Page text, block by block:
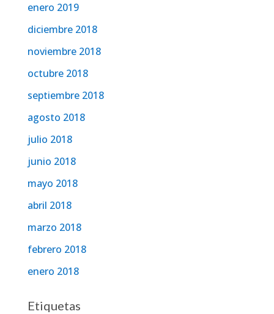
enero 2019
diciembre 2018
noviembre 2018
octubre 2018
septiembre 2018
agosto 2018
julio 2018
junio 2018
mayo 2018
abril 2018
marzo 2018
febrero 2018
enero 2018
Etiquetas